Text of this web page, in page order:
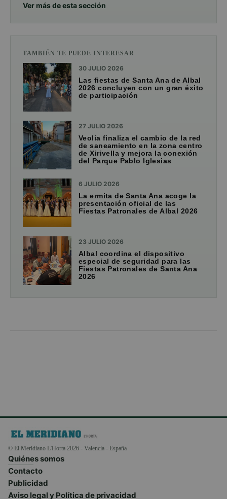
Ver más de esta sección
TAMBIÉN TE PUEDE INTERESAR
30 JULIO 2026
Las fiestas de Santa Ana de Albal
2026 concluyen con un gran éxito
de participación
27 JULIO 2026
Veolia finaliza el cambio de la red
de saneamiento en la zona centro
de Xirivella y mejora la conexión
del Parque Pablo Iglesias
6 JULIO 2026
La ermita de Santa Ana acoge la
presentación oficial de las
Fiestas Patronales de Albal 2026
23 JULIO 2026
Albal coordina el dispositivo
especial de seguridad para las
Fiestas Patronales de Santa Ana
2026
© El Meridiano L'Horta 2026 - Valencia - España
Quiénes somos
Contacto
Publicidad
Aviso legal y Política de privacidad